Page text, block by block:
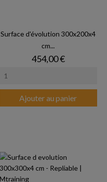
Surface d'évolution 300x200x4
cm...
Prix
454,00 €
Ajouter au panier